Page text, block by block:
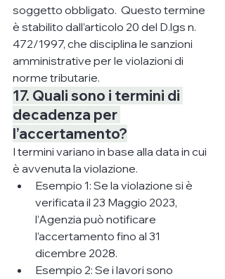
soggetto obbligato.  Questo termine
è stabilito dall’articolo 20 del D.lgs n.
472/1997, che disciplina le sanzioni
amministrative per le violazioni di
norme tributarie.
17. Quali sono i termini di
decadenza per
l’accertamento?
I termini variano in base alla data in cui
è avvenuta la violazione.
Esempio 1: Se la violazione si è
verificata il 23 Maggio 2023,
l’Agenzia può notificare
l’accertamento fino al 31
dicembre 2028.
Esempio 2: Se i lavori sono